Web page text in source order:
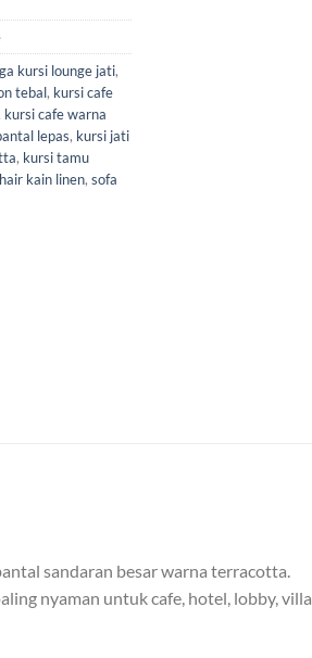
kursi lounge jati,
tebal, kursi cafe
kursi cafe warna
lepas, kursi jati
, kursi tamu
kain linen, sofa
sandaran besar warna terracotta.
nyaman untuk cafe, hotel, lobby, villa,